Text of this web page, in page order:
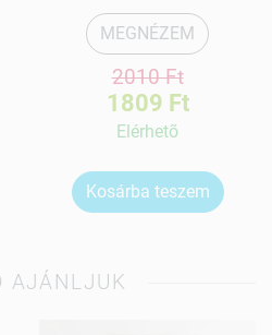
MEGNÉZEM
2010 Ft
1809 Ft
Elérhetõ
Kosárba teszem
AJÁNLJUK